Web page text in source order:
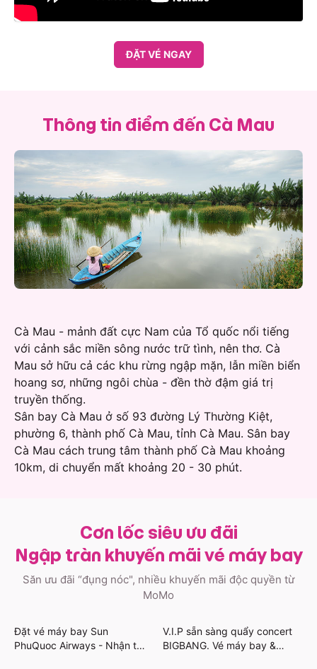
ĐẶT VÉ NGAY
Thông tin điểm đến Cà Mau
Cà Mau - mảnh đất cực Nam của Tổ quốc nổi tiếng
với cảnh sắc miền sông nước trữ tình, nên thơ. Cà
Mau sở hữu cả các khu rừng ngập mặn, lẫn miền biển
hoang sơ, những ngôi chùa - đền thờ đậm giá trị
truyền thống.
Sân bay Cà Mau ở số 93 đường Lý Thường Kiệt,
phường 6, thành phố Cà Mau, tỉnh Cà Mau. Sân bay
Cà Mau cách trung tâm thành phố Cà Mau khoảng
10km, di chuyển mất khoảng 20 - 30 phút.
Cơn lốc siêu ưu đãi
Ngập tràn khuyến mãi vé máy bay
Săn ưu đãi “đụng nóc", nhiều khuyến mãi độc quyền từ
MoMo
Đặt vé máy bay Sun
PhuQuoc Airways - Nhận thẻ
V.I.P sẵn sàng quẩy concert
BIGBANG. Vé máy bay &